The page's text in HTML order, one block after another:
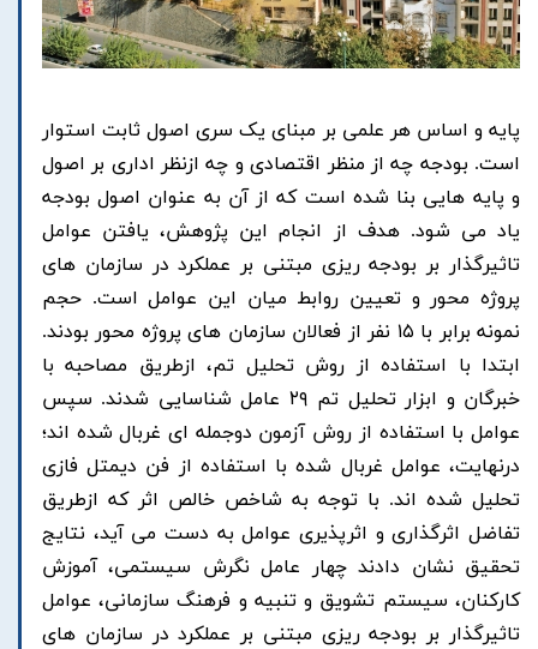
پایه و اساس هر علمی بر مبنای یک سری اصول ثابت استوار
است. بودجه چه از منظر اقتصادی و چه ازنظر اداری بر اصول
و پایه هایی بنا شده است که از آن به عنوان اصول بودجه
یاد می شود. هدف از انجام این پژوهش، یافتن عوامل
تاثیرگذار بر بودجه ریزی مبتنی بر عملکرد در سازمان های
پروژه محور و تعیین روابط میان این عوامل است. حجم
نمونه برابر با ۱۵ نفر از فعالان سازمان های پروژه محور بودند.
ابتدا با استفاده از روش تحلیل تم، ازطریق مصاحبه با
خبرگان و ابزار تحلیل تم ۲۹ عامل شناسایی شدند. سپس
عوامل با استفاده از روش آزمون دوجمله ای غربال شده اند؛
درنهایت، عوامل غربال شده با استفاده از فن دیمتل فازی
تحلیل شده اند. با توجه به شاخص خالص اثر که ازطریق
تفاضل اثرگذاری و اثرپذیری عوامل به دست می آید، نتایج
تحقیق نشان دادند چهار عامل نگرش سیستمی، آموزش
کارکنان، سیستم تشویق و تنبیه و فرهنگ سازمانی، عوامل
تاثیرگذار بر بودجه ریزی مبتنی بر عملکرد در سازمان های